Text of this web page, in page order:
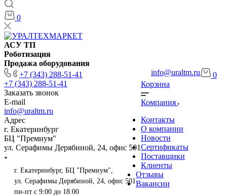
0
АСУ ТП
Роботизация
Продажа оборудования
+7 (343) 288-51-41
+7 (343) 288-51-41
Заказать звонок
E-mail
info@uraltm.ru
Адрес
г. Екатеринбург
БЦ "Премиум"
ул. Серафимы Дерябиной, 24, офис 501
info@uraltm.ru
г. Екатеринбург, БЦ "Премиум",
ул. Серафимы Дерябиной, 24, офис 501
пн-пт с 9:00 до 18:00
0
Корзина
Компания
Контакты
О компании
Новости
Сертификаты
Поставщики
Клиенты
Отзывы
Вакансии